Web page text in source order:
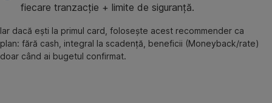
fiecare tranzacție + limite de siguranță.
Iar dacă ești la primul card, folosește acest recommender ca
plan: fără cash, integral la scadență, beneficii (Moneyback/rate)
doar când ai bugetul confirmat.